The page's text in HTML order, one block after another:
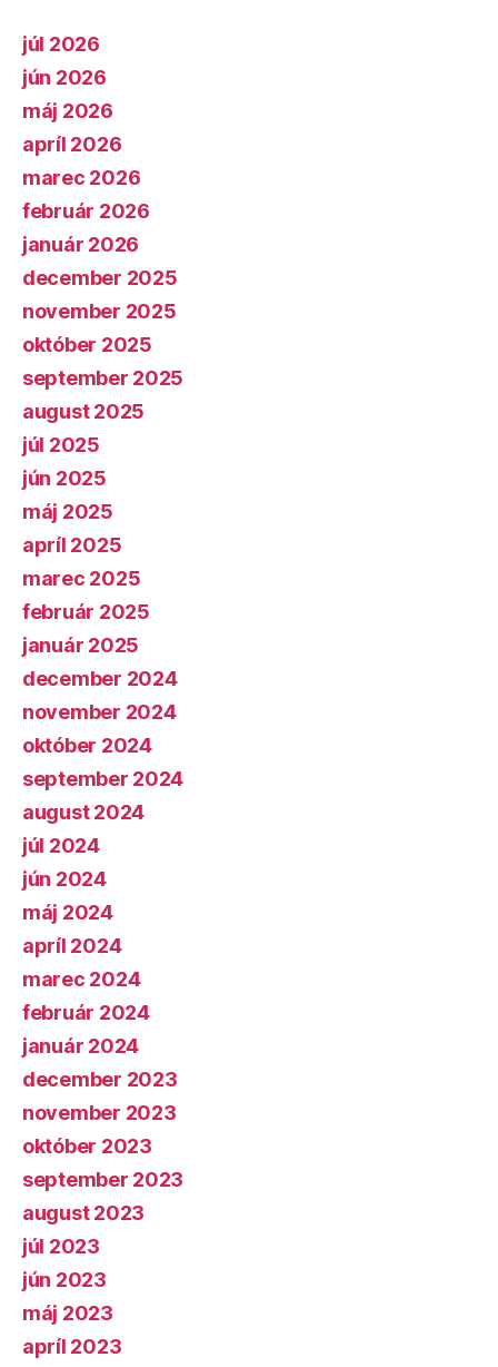
júl 2026
jún 2026
máj 2026
apríl 2026
marec 2026
február 2026
január 2026
december 2025
november 2025
október 2025
september 2025
august 2025
júl 2025
jún 2025
máj 2025
apríl 2025
marec 2025
február 2025
január 2025
december 2024
november 2024
október 2024
september 2024
august 2024
júl 2024
jún 2024
máj 2024
apríl 2024
marec 2024
február 2024
január 2024
december 2023
november 2023
október 2023
september 2023
august 2023
júl 2023
jún 2023
máj 2023
apríl 2023